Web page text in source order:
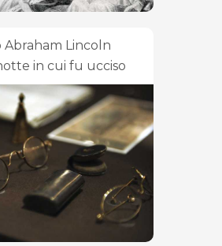
Abraham Lincoln
in cui fu ucciso